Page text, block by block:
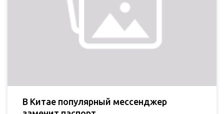
В Китае популярный мессенджер